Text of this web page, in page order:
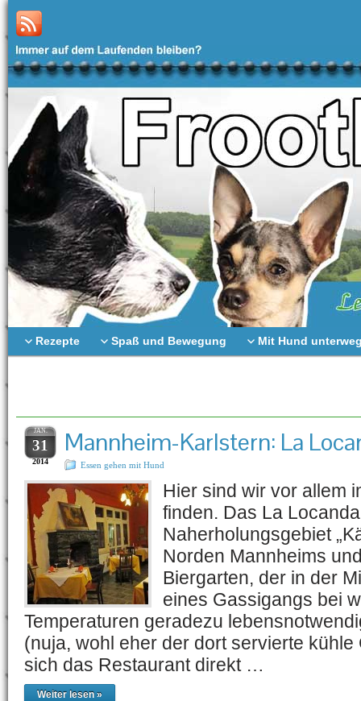
Rezepte Spaß und Bewegung Mit Hund
JAN.
31
2014
Mannheim-Karlstern: La
Essen gehen mit Hund
Hier sind wir vor allem
finden. Das La
Naherholungsgebiet
Norden Mannheims
Biergarten, der in der
eines Gassigangs bei
Temperaturen geradezu
(nuja, wohl eher der dort servierte kühle
sich das Restaurant direkt …
Weiter lesen »